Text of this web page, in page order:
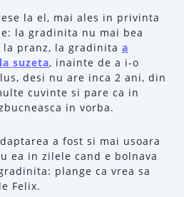
la el, mai ales in privinta
la gradinita nu mai bea
pranz, la gradinita a
suzeta, inainte de a i-o
desi nu are inca 2 ani, din
cuvinte si pare ca in
in vorba.
a fost si mai usoara
ea in zilele cand e bolnava
plange ca vrea sa
Felix.